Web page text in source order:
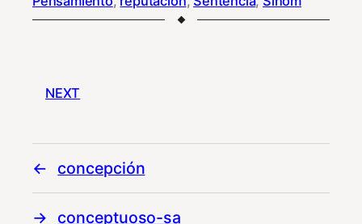
NEXT
concepción
conceptuoso-sa